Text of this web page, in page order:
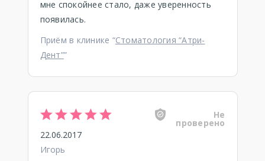
мне спокойнее стало, даже уверенность
появилась.
Приём в клинике “Стоматология “Атри-
Дент””
Не
проверено
22.06.2017
Игорь